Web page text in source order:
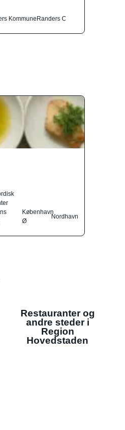
KommuneRanders C
København
Ø
Nordhavn
Restauranter og
andre steder i
Region
Hovedstaden